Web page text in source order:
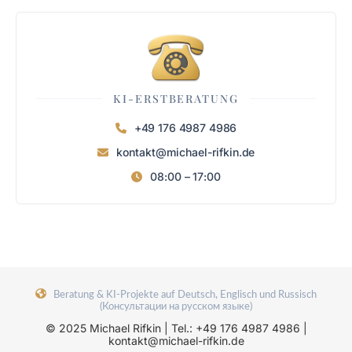
darauf, nicht nur nützlich zu sein, sondern
sich als starke Marke zu positionieren.
Ihre Technik muss verständlich und
Wettbewerbsvorteil durch Markenstärke
und bestmöglichen Service. Ein
wesentlicher Punkt: Warum ist die
KI-ERSTBERATUNG
+49 176 4987 4986
kontakt@michael-rifkin.de
08:00 – 17:00
Beratung & KI-Projekte auf Deutsch, Englisch und Russisch
(Консультации на русском языке)
© 2025 Michael Rifkin | Tel.: +49 176 4987 4986 |
kontakt@michael-rifkin.de